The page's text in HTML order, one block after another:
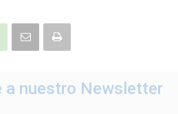
a nuestro Newsletter